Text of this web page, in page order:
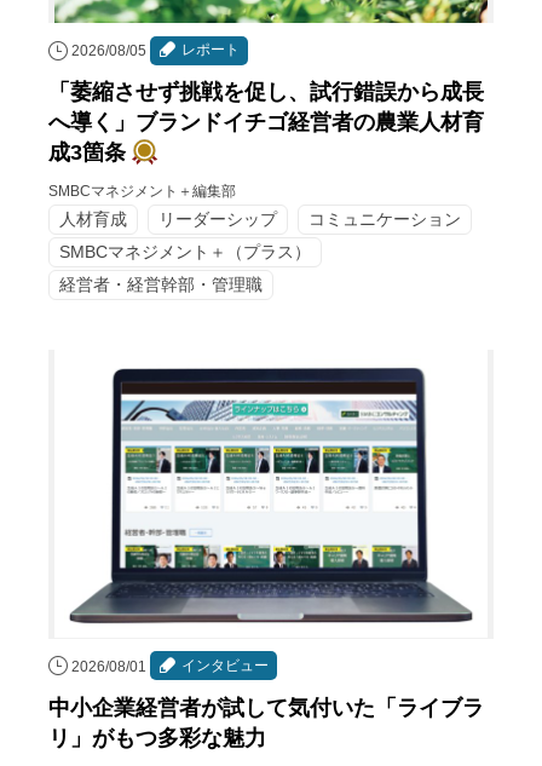
2026/08/05 レポート
「萎縮させず挑戦を促し、試行錯誤から成長
へ導く」ブランドイチゴ経営者の農業人材育
成3箇条
SMBCマネジメント＋編集部
人材育成 リーダーシップ
コミュニケーション
SMBCマネジメント＋（プラス）
経営者・経営幹部・管理職
2026/08/01 インタビュー
中小企業経営者が試して気付いた「ライブラ
リ」がもつ多彩な魅力